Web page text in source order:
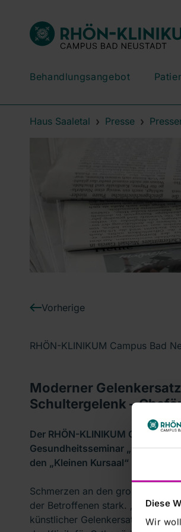
Diese
Wir
Behandlungsangebot
Haus Saaletal Presse
Vorherige
RHÖN-KLINIKUM Campus Bad
Moderner
Schultergelenk –
Der RHÖN-KLINIKUM Campus
Gesundheitsseminar „Moderner
den „Kleinen Kursaal“ nach Bad
Schmerzen an den großen
der Betroffenen stark. „Lindern
künstlicher Gelenkersatz – eine